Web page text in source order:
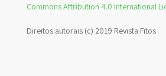
Commons Attribution 4.0 International
Direitos autorais (c) 2019 Revista Fitos